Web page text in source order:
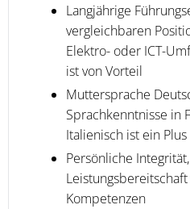
Langjährige
vergleichbaren
Elektro- oder ICT-
ist von Vorteil
Muttersprache
Sprachkenntnisse in
Italienisch ist ein Plus
Persönliche
Kompetenzen